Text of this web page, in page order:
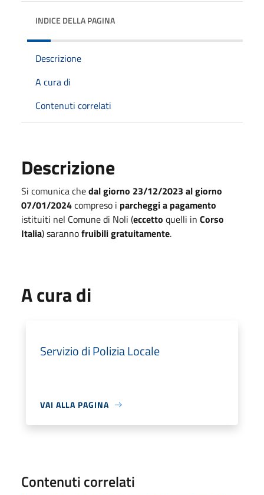
INDICE DELLA PAGINA
Descrizione
A cura di
Contenuti correlati
Descrizione
Si comunica chedal giorno 23/12/2023 al giorno
07/01/2024compreso i parcheggi a pagamento
istituiti nel Comune di Noli (eccetto quelli in Corso
Italia) sarannofruibili gratuitamente.
A cura di
Servizio di Polizia Locale
VAI ALLA PAGINA
Contenuti correlati